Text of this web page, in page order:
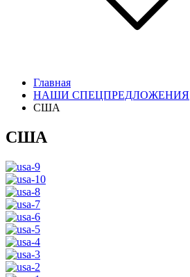
Главная
НАШИ СПЕЦПРЕДЛОЖЕНИЯ
США
США